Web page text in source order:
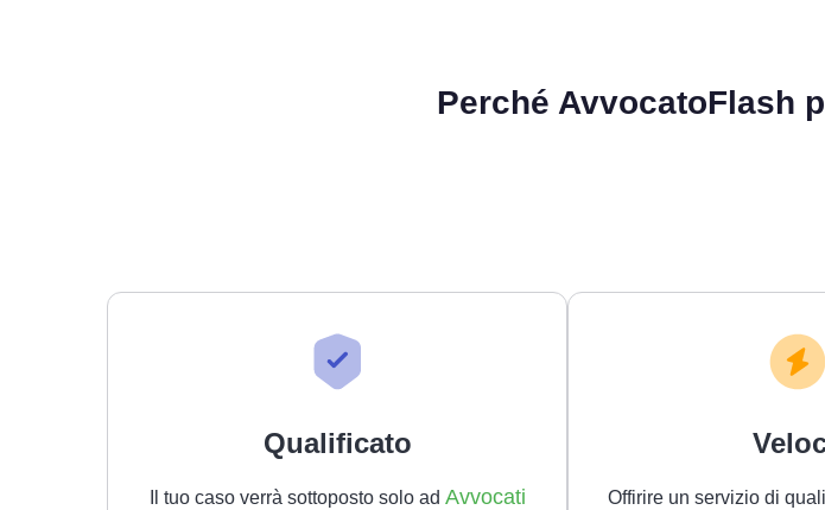
Perché AvvocatoFlash
Qualificato
Il tuo caso verrà sottoposto solo ad Avvocati
Offirire un servizio di